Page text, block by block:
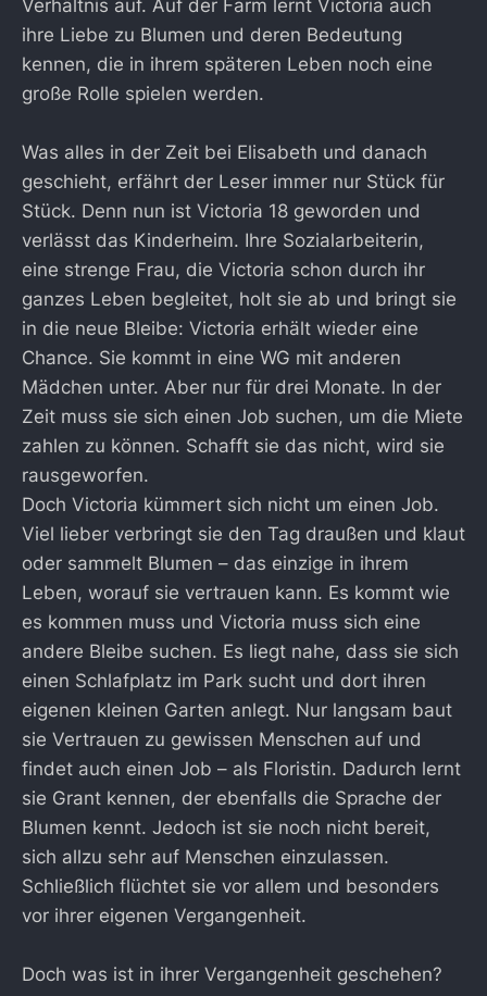
Verhältnis auf. Auf der Farm lernt Victoria auch
ihre Liebe zu Blumen und deren Bedeutung
kennen, die in ihrem späteren Leben noch eine
große Rolle spielen werden.
Was alles in der Zeit bei Elisabeth und danach
geschieht, erfährt der Leser immer nur Stück für
Stück. Denn nun ist Victoria 18 geworden und
verlässt das Kinderheim. Ihre Sozialarbeiterin,
eine strenge Frau, die Victoria schon durch ihr
ganzes Leben begleitet, holt sie ab und bringt sie
in die neue Bleibe: Victoria erhält wieder eine
Chance. Sie kommt in eine WG mit anderen
Mädchen unter. Aber nur für drei Monate. In der
Zeit muss sie sich einen Job suchen, um die Miete
zahlen zu können. Schafft sie das nicht, wird sie
rausgeworfen.
Doch Victoria kümmert sich nicht um einen Job.
Viel lieber verbringt sie den Tag draußen und klaut
oder sammelt Blumen – das einzige in ihrem
Leben, worauf sie vertrauen kann. Es kommt wie
es kommen muss und Victoria muss sich eine
andere Bleibe suchen. Es liegt nahe, dass sie sich
einen Schlafplatz im Park sucht und dort ihren
eigenen kleinen Garten anlegt. Nur langsam baut
sie Vertrauen zu gewissen Menschen auf und
findet auch einen Job – als Floristin. Dadurch lernt
sie Grant kennen, der ebenfalls die Sprache der
Blumen kennt. Jedoch ist sie noch nicht bereit,
sich allzu sehr auf Menschen einzulassen.
Schließlich flüchtet sie vor allem und besonders
vor ihrer eigenen Vergangenheit.
Doch was ist in ihrer Vergangenheit geschehen?